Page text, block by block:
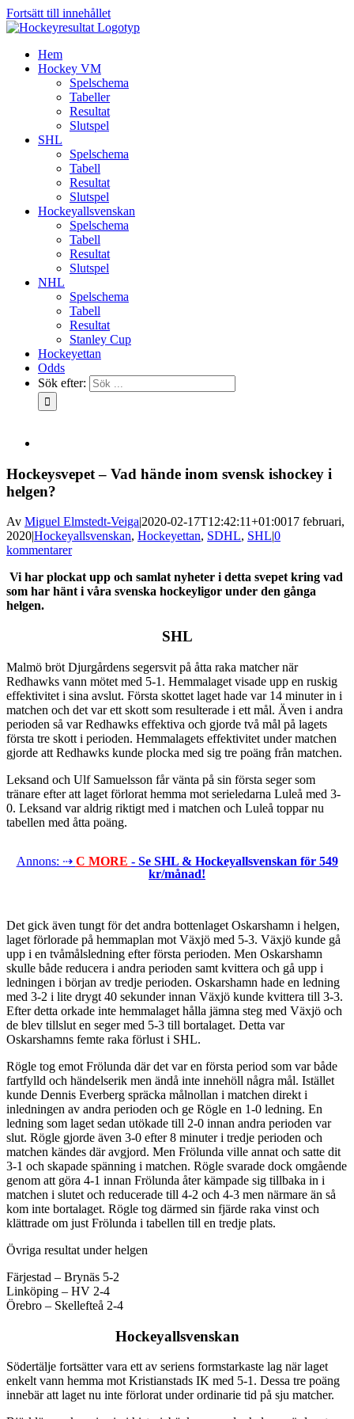
Fortsätt till innehållet
Hem
Hockey VM
Spelschema
Tabeller
Resultat
Slutspel
SHL
Spelschema
Tabell
Resultat
Slutspel
Hockeyallsvenskan
Spelschema
Tabell
Resultat
Slutspel
NHL
Spelschema
Tabell
Resultat
Stanley Cup
Hockeyettan
Odds
Sök efter:
Hockeysvepet – Vad hände inom svensk ishockey i
helgen?
Av Miguel Elmstedt-Veiga|2020-02-17T12:42:11+01:0017 februari,
2020|Hockeyallsvenskan, Hockeyettan, SDHL, SHL|0
kommentarer
Vi har plockat upp och samlat nyheter i detta svepet kring vad
som har hänt i våra svenska hockeyligor under den gånga
helgen.
SHL
Malmö bröt Djurgårdens segersvit på åtta raka matcher när
Redhawks vann mötet med 5-1. Hemmalaget visade upp en ruskig
effektivitet i sina avslut. Första skottet laget hade var 14 minuter in i
matchen och det var ett skott som resulterade i ett mål. Även i andra
perioden så var Redhawks effektiva och gjorde två mål på lagets
första tre skott i perioden. Hemmalagets effektivitet under matchen
gjorde att Redhawks kunde plocka med sig tre poäng från matchen.
Leksand och Ulf Samuelsson får vänta på sin första seger som
tränare efter att laget förlorat hemma mot serieledarna Luleå med 3-
0. Leksand var aldrig riktigt med i matchen och Luleå toppar nu
tabellen med åtta poäng.
Annons: ⇢ C MORE - Se SHL & Hockeyallsvenskan för 549
kr/månad!
Det gick även tungt för det andra bottenlaget Oskarshamn i helgen,
laget förlorade på hemmaplan mot Växjö med 5-3. Växjö kunde gå
upp i en tvåmålsledning efter första perioden. Men Oskarshamn
skulle både reducera i andra perioden samt kvittera och gå upp i
ledningen i början av tredje perioden. Oskarshamn hade en ledning
med 3-2 i lite drygt 40 sekunder innan Växjö kunde kvittera till 3-3.
Efter detta orkade inte hemmalaget hålla jämna steg med Växjö och
de blev tillslut en seger med 5-3 till bortalaget. Detta var
Oskarshamns femte raka förlust i SHL.
Rögle tog emot Frölunda där det var en första period som var både
fartfylld och händelserik men ändå inte innehöll några mål. Istället
kunde Dennis Everberg spräcka målnollan i matchen direkt i
inledningen av andra perioden och ge Rögle en 1-0 ledning. En
ledning som laget sedan utökade till 2-0 innan andra perioden var
slut. Rögle gjorde även 3-0 efter 8 minuter i tredje perioden och
matchen kändes där avgjord. Men Frölunda ville annat och satte dit
3-1 och skapade spänning i matchen. Rögle svarade dock omgående
genom att göra 4-1 innan Frölunda åter kämpade sig tillbaka in i
matchen i slutet och reducerade till 4-2 och 4-3 men närmare än så
kom inte bortalaget. Rögle tog därmed sin fjärde raka vinst och
klättrade om just Frölunda i tabellen till en tredje plats.
Övriga resultat under helgen
Färjestad – Brynäs 5-2
Linköping – HV 2-4
Örebro – Skellefteå 2-4
Hockeyallsvenskan
Södertälje fortsätter vara ett av seriens formstarkaste lag när laget
enkelt vann hemma mot Kristianstads IK med 5-1. Dessa tre poäng
innebär att laget nu inte förlorat under ordinarie tid på sju matcher.